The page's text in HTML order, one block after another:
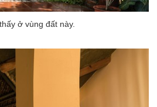
ở vùng đất này.